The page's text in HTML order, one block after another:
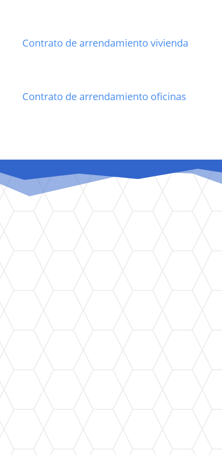
Contrato de arrendamiento vivienda
Contrato de arrendamiento oficinas